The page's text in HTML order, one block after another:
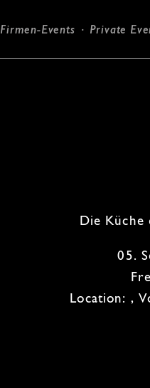
Firmen-Events Private
Die Küche
05.
Location: ,